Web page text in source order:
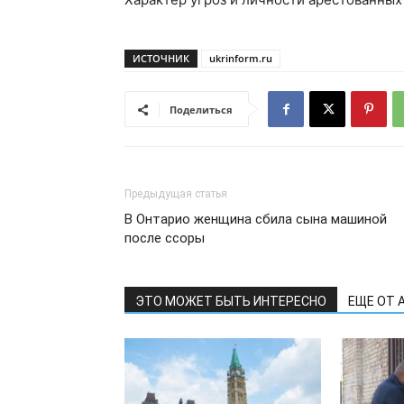
ИСТОЧНИК ukrinform.ru
Поделиться
Предыдущая статья
В Онтарио женщина сбила сына машиной
после ссоры
ЭТО МОЖЕТ БЫТЬ ИНТЕРЕСНО ЕЩЕ ОТ